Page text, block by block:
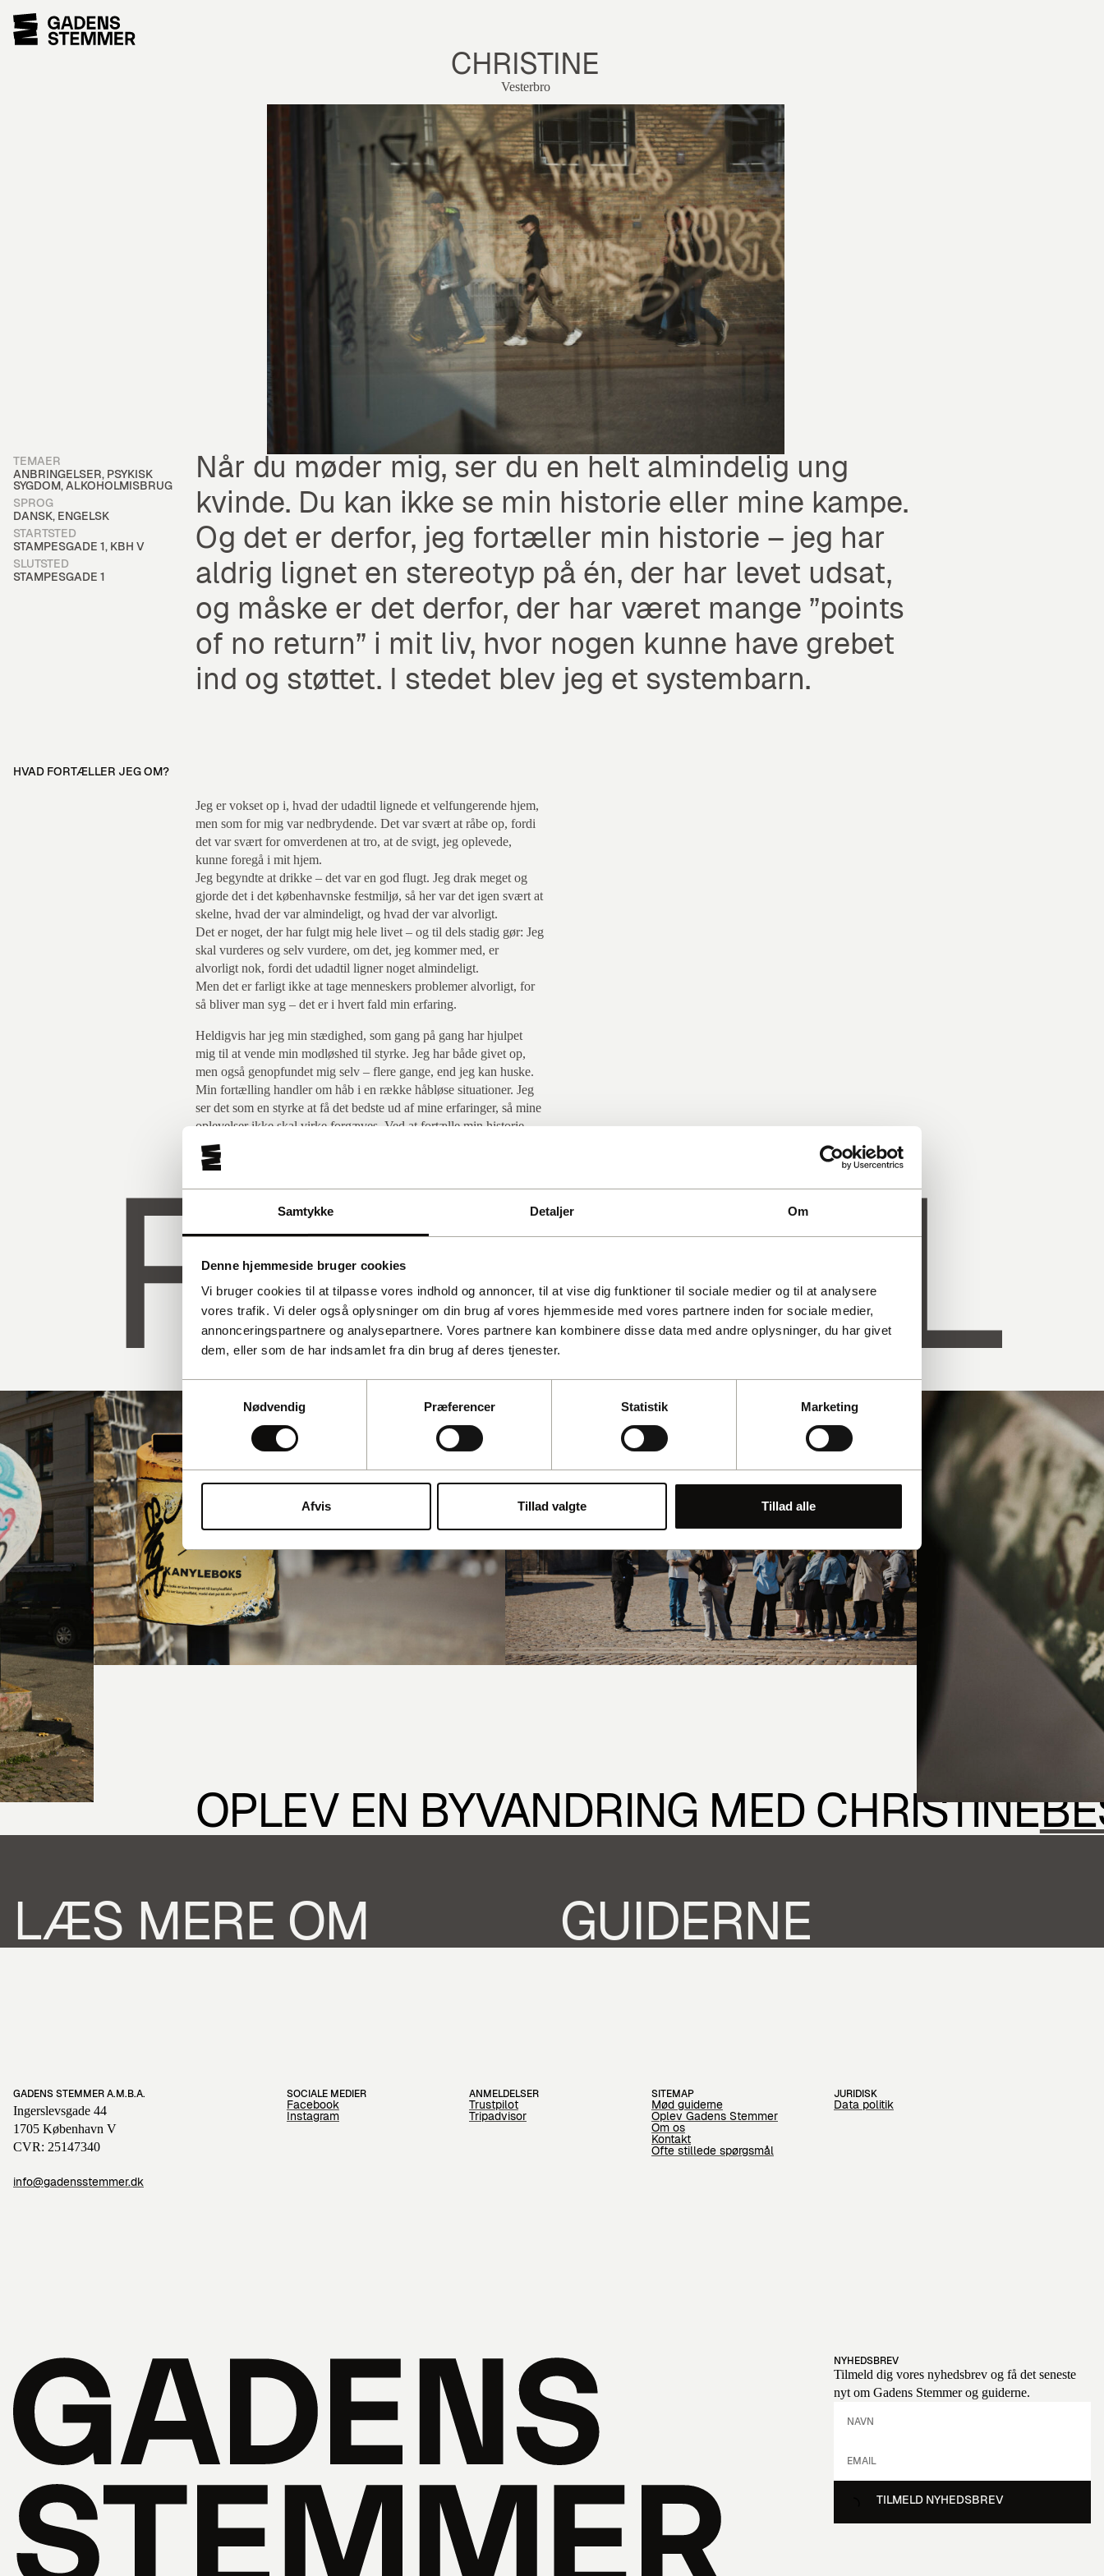
Samtykke Detaljer Om
Denne hjemmeside bruger cookies
Vi bruger cookies til at tilpasse vores indhold og annoncer, til at vise dig funktioner til sociale medier og til at analysere
vores trafik. Vi deler også oplysninger om din brug af vores hjemmeside med vores partnere inden for sociale medier,
annonceringspartnere og analysepartnere. Vores partnere kan kombinere disse data med andre oplysninger, du har givet
dem, eller som de har indsamlet fra din brug af deres tjenester.
Samtykkevalg
Nødvendig
Præferencer Statistik Marketing
Afvis Tillad valgte Tillad alle
CHRISTINE
Vesterbro
Christines fortælling handler om anbringelser, psykisk sygdom, alkoholmisbrug
TEMAER
ANBRINGELSER, PSYKISK
SYGDOM, ALKOHOLMISBRUG
SPROG
DANSK, ENGELSK
STARTSTED
STAMPESGADE 1, KBH V
SLUTSTED
STAMPESGADE 1
Når du møder mig, ser du en helt almindelig ung
kvinde. Du kan ikke se min historie eller mine kampe.
Og det er derfor, jeg fortæller min historie – jeg har
aldrig lignet en stereotyp på én, der har levet udsat,
og måske er det derfor, der har været mange ”points
of no return” i mit liv, hvor nogen kunne have grebet
ind og støttet. I stedet blev jeg et systembarn.
HVAD FORTÆLLER JEG OM?
Jeg er vokset op i, hvad der udadtil lignede et velfungerende hjem,
men som for mig var nedbrydende. Det var svært at råbe op, fordi
det var svært for omverdenen at tro, at de svigt, jeg oplevede,
kunne foregå i mit hjem.
Jeg begyndte at drikke – det var en god flugt. Jeg drak meget og
gjorde det i det københavnske festmiljø, så her var det igen svært at
skelne, hvad der var almindeligt, og hvad der var alvorligt.
Det er noget, der har fulgt mig hele livet – og til dels stadig gør: Jeg
skal vurderes og selv vurdere, om det, jeg kommer med, er
alvorligt nok, fordi det udadtil ligner noget almindeligt.
Men det er farligt ikke at tage menneskers problemer alvorligt, for
så bliver man syg – det er i hvert fald min erfaring.
Heldigvis har jeg min stædighed, som gang på gang har hjulpet
mig til at vende min modløshed til styrke. Jeg har både givet op,
men også genopfundet mig selv – flere gange, end jeg kan huske.
Min fortælling handler om håb i en række håbløse situationer. Jeg
ser det som en styrke at få det bedste ud af mine erfaringer, så mine
oplevelser ikke skal virke forgæves. Ved at fortælle min historie
håber jeg at kunne gøre en forskel – gennem oplysning og
nedbrydelse af det stigma, der ofte er forbundet med de emner, jeg
FÆNGSEL
OPLEV EN BYVANDRING MED CHRISTINE
LÆS MERE OM GUIDERNE
GADENS STEMMER A.M.B.A.
Ingerslevsgade 44
1705 København V
CVR: 25147340
info@gadensstemmer.dk
SOCIALE MEDIER
Facebook
Instagram
ANMELDELSER
Trustpilot
Tripadvisor
SITEMAP
Mød guiderne
Oplev Gadens Stemmer
Om os
Kontakt
Ofte stillede spørgsmål
JURIDISK
Data politik
NYHEDSBREV
Tilmeld dig vores nyhedsbrev og få det seneste
nyt om Gadens Stemmer og guiderne.
TILMELD NYHEDSBREV